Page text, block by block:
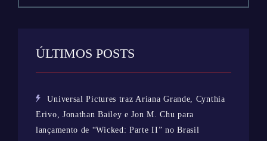
ÚLTIMOS POSTS
Universal Pictures traz Ariana Grande, Cynthia
Erivo, Jonathan Bailey e Jon M. Chu para
lançamento de “Wicked: Parte II” no Brasil